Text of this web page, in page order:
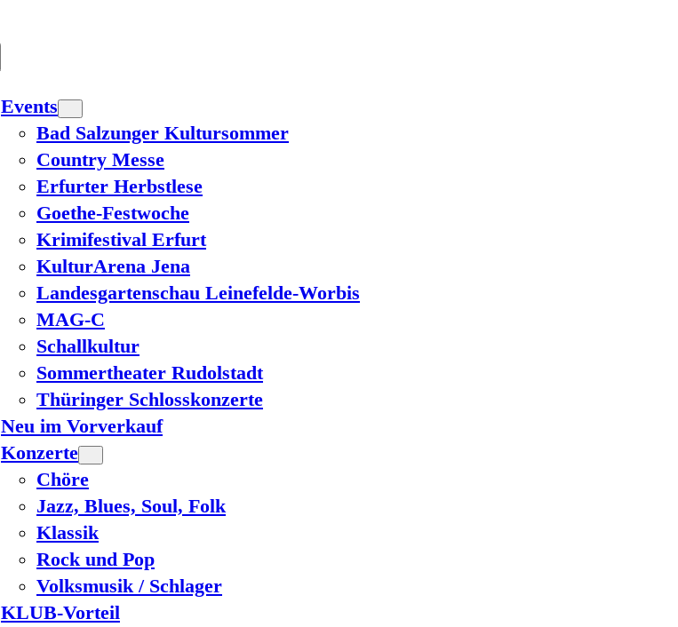
Events
Bad Salzunger Kultursommer
Country Messe
Erfurter Herbstlese
Goethe-Festwoche
Krimifestival Erfurt
KulturArena Jena
Landesgartenschau Leinefelde-Worbis
MAG-C
Schallkultur
Sommertheater Rudolstadt
Thüringer Schlosskonzerte
Neu im Vorverkauf
Konzerte
Chöre
Jazz, Blues, Soul, Folk
Klassik
Rock und Pop
Volksmusik / Schlager
KLUB-Vorteil